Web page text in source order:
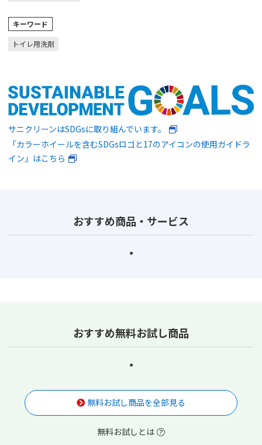
キーワード
トイレ用洗剤
サニクリーンはSDGsに取り組んでいます。
「カラーホイールを含むSDGsロゴと17のアイコンの使用ガイドラ
イン」はこちら
おすすめ商品・サービス
おすすめ無料お試し商品
無料お試し商品を全部見る
無料お試しとは